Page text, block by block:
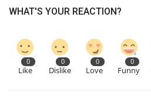
WHAT'S YOUR REACTION?
0
Like
0
Dislike
0
Love
0
Funny